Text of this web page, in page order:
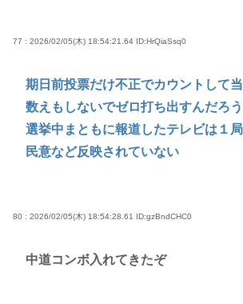
77 : 2026/02/05(木) 18:54:21.64 ID:HrQiaSsq0
期日前投票だけ不正でカウントして
数えもしないでゼロ打ち出すんだろう
選挙中まともに報道したテレビは１
民意など反映されていない
80 : 2026/02/05(木) 18:54:28.61 ID:gzBndCHC0
中道コンボ入れてきたぞ